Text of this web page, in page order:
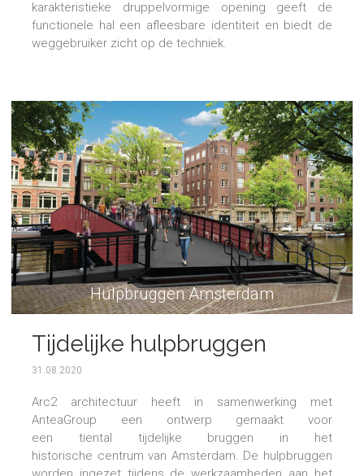
karakteristieke druppelvormige opening geeft de
functionele hal een afleesbare identiteit en biedt de
weggebruiker zicht op de techniek.
Hulpbruggen Amsterdam
Tijdelijke hulpbruggen
Amsterdam
31.08.2020
Arc2 architectuur heeft in samenwerking met
AnteaGroup een ontwerp gemaakt voor
een tiental tijdelijke bruggen in het
historische centrum van Amsterdam. De hulpbruggen